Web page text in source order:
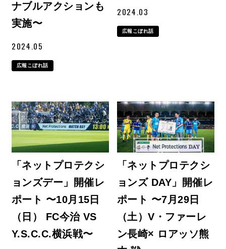
ナブルアクションも
実施〜
2024.05
広報こぼれ話
2024.03
広報こぼれ話
「ネットプロテクシ
ョンズデー」開催レ
ポート 〜10月15日
（日） FC今治 VS
Y.S.C.C.横浜戦〜
「ネットプロテクシ
ョンズ DAY」開催レ
ポート 〜7月29日
（土）V・ファーレ
ン長崎× ロアッソ熊